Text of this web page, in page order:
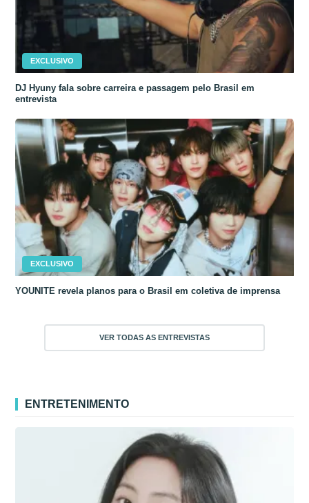
EXCLUSIVO
DJ Hyuny fala sobre carreira e passagem pelo Brasil em
entrevista
EXCLUSIVO
YOUNITE revela planos para o Brasil em coletiva de imprensa
VER TODAS AS ENTREVISTAS
ENTRETENIMENTO